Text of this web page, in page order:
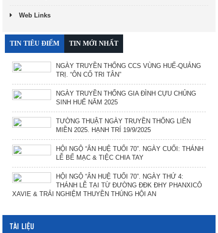
Web Links
TIN TIÊU ĐIỂM TIN MỚI NHẤT
NGÀY TRUYỀN THỐNG CCS VÙNG HUẾ-QUẢNG
TRỊ. “ÔN CỐ TRI TÂN”
NGÀY TRUYỀN THỐNG GIA ĐÌNH CỰU CHỦNG
SINH HUẾ NĂM 2025
TƯỜNG THUẬT NGÀY TRUYỀN THỐNG LIÊN
MIỀN 2025. HẠNH TRÍ 19/9/2025
HỘI NGỘ “ÂN HUỆ TUỔI 70”. NGÀY CUỐI: THÁNH
LỄ BẾ MẠC & TIỆC CHIA TAY
HỘI NGỘ “ÂN HUỆ TUỔI 70”. NGÀY THỨ 4:
THÁNH LỄ TẠI TỪ ĐƯỜNG ĐĐK ĐHY PHANXICÔ
XAVIE & TRẢI NGHIỆM THUYỀN THÚNG HỘI AN
TÀI LIỆU